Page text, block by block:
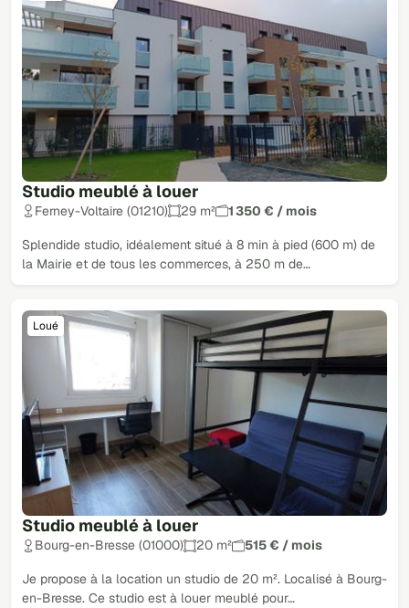
Studio meublé à louer
Ferney-Voltaire (01210) 29 m² 1 350 € / mois
Splendide studio, idéalement situé à 8 min à pied (600 m) de
la Mairie et de tous les commerces, à 250 m de…
Studio meublé à louer
Loué
Bourg-en-Bresse (01000) 20 m² 515 € / mois
Je propose à la location un studio de 20 m². Localisé à Bourg-
en-Bresse. Ce studio est à louer meublé pour…